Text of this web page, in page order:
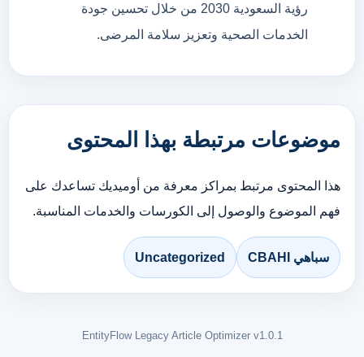
رؤية السعودية 2030 من خلال تحسين جودة
الخدمات الصحية وتعزيز سلامة المرضى.
موضوعات مرتبطة بهذا المحتوى
هذا المحتوى مرتبط بمراكز معرفة من أوميديك تساعدك على
فهم الموضوع والوصول إلى الكورسات والخدمات المناسبة.
سباهي CBAHI Uncategorized
EntityFlow Legacy Article Optimizer v1.0.1